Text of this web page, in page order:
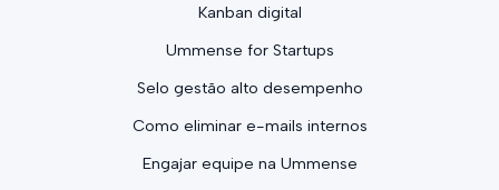
Kanban digital
Ummense for Startups
Selo gestão alto desempenho
Como eliminar e-mails internos
Engajar equipe na Ummense